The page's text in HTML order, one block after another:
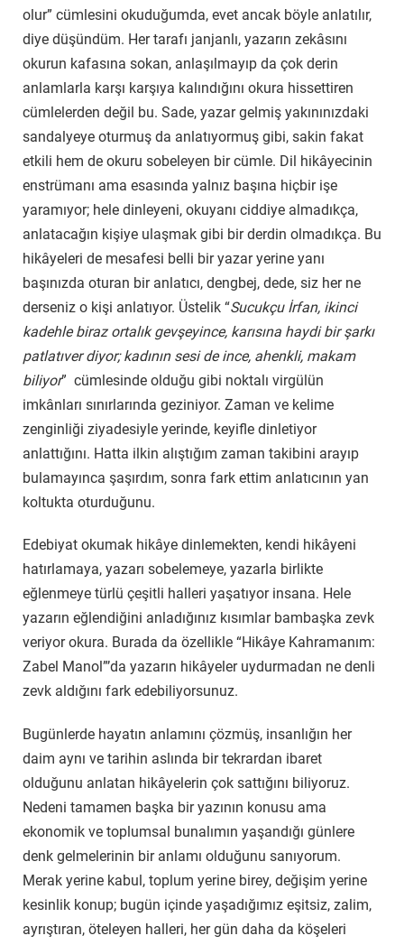
olur” cümlesini okuduğumda, evet ancak böyle anlatılır,
diye düşündüm. Her tarafı janjanlı, yazarın zekâsını
okurun kafasına sokan, anlaşılmayıp da çok derin
anlamlarla karşı karşıya kalındığını okura hissettiren
cümlelerden değil bu. Sade, yazar gelmiş yakınınızdaki
sandalyeye oturmuş da anlatıyormuş gibi, sakin fakat
etkili hem de okuru sobeleyen bir cümle. Dil hikâyecinin
enstrümanı ama esasında yalnız başına hiçbir işe
yaramıyor; hele dinleyeni, okuyanı ciddiye almadıkça,
anlatacağın kişiye ulaşmak gibi bir derdin olmadıkça. Bu
hikâyeleri de mesafesi belli bir yazar yerine yanı
başınızda oturan bir anlatıcı, dengbej, dede, siz her ne
derseniz o kişi anlatıyor. Üstelik “Sucukçu İrfan, ikinci
kadehle biraz ortalık gevşeyince, karısına haydi bir şarkı
patlatıver diyor; kadının sesi de ince, ahenkli, makam
biliyor” cümlesinde olduğu gibi noktalı virgülün
imkânları sınırlarında geziniyor. Zaman ve kelime
zenginliği ziyadesiyle yerinde, keyifle dinletiyor
anlattığını. Hatta ilkin alıştığım zaman takibini arayıp
bulamayınca şaşırdım, sonra fark ettim anlatıcının yan
koltukta oturduğunu.
Edebiyat okumak hikâye dinlemekten, kendi hikâyeni
hatırlamaya, yazarı sobelemeye, yazarla birlikte
eğlenmeye türlü çeşitli halleri yaşatıyor insana. Hele
yazarın eğlendiğini anladığınız kısımlar bambaşka zevk
veriyor okura. Burada da özellikle “Hikâye Kahramanım:
Zabel Manol”’da yazarın hikâyeler uydurmadan ne denli
zevk aldığını fark edebiliyorsunuz.
Bugünlerde hayatın anlamını çözmüş, insanlığın her
daim aynı ve tarihin aslında bir tekrardan ibaret
olduğunu anlatan hikâyelerin çok sattığını biliyoruz.
Nedeni tamamen başka bir yazının konusu ama
ekonomik ve toplumsal bunalımın yaşandığı günlere
denk gelmelerinin bir anlamı olduğunu sanıyorum.
Merak yerine kabul, toplum yerine birey, değişim yerine
kesinlik konup; bugün içinde yaşadığımız eşitsiz, zalim,
ayrıştıran, öteleyen halleri, her gün daha da köşeleri